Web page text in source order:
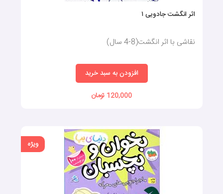
اثر انگشت جادویی ۱
نقاشی با‌ اثر‌ انگشت(8-4 سال)
افزودن به سبد خرید
120,000 تومان
ویژه